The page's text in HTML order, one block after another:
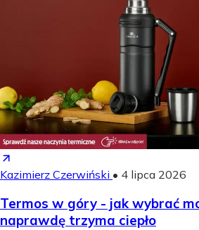
Kazimierz Czerwiński • 4 lipca 2026
Termos w góry - jak wybrać
naprawdę trzyma ciepło